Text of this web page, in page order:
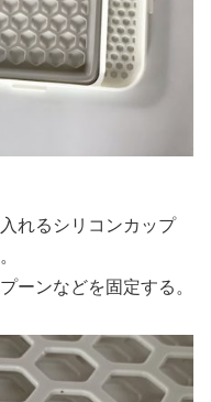
れるシリコンカップ
ーンなどを固定する。